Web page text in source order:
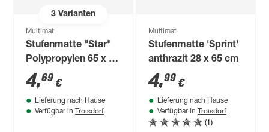
3Varianten
Multimat
Stufenmatte "Star"
Polypropylen 65 x 28
cm beige
4,69 €
Lieferung nach Hause
Verfügbar in Troisdorf
Multimat
Stufenmatte 'Sprint'
anthrazit 28 x 65 cm
4,99 €
Lieferung nach Hause
Verfügbar in Troisdorf
(1)